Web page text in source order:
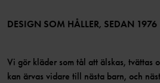
Bli medlem
DESIGN SOM HÅLLER, SEDAN 1976
Vi gör kläder som tål att älskas, tvättas
kan ärvas vidare till nästa barn, och